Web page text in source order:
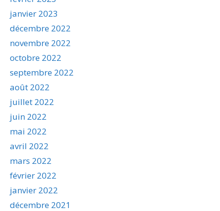
janvier 2023
décembre 2022
novembre 2022
octobre 2022
septembre 2022
août 2022
juillet 2022
juin 2022
mai 2022
avril 2022
mars 2022
février 2022
janvier 2022
décembre 2021